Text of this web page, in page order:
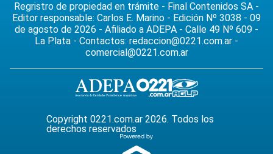
Regristro de propiedad en trámite - Final Contenidos SA -
Editor responsable: Carlos E. Marino - Edición Nº 3038 - 09
de agosto de 2026 - Afiliado a ADEPA - Calle 49 Nº 609 -
La Plata - Contactos: redaccion@0221.com.ar -
comercial@0221.com.ar
Copyright 0221.com.ar 2026. Todos los
derechos reservados